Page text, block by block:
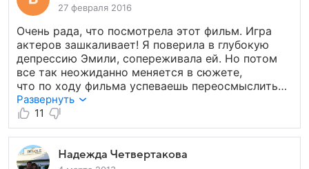
27 февраля 2016
Очень рада, что посмотрела этот фильм. Игра
актеров зашкаливает! Я поверила в глубокую
депрессию Эмили, сопереживала ей. Но потом
все так неожиданно меняется в сюжете,
что по ходу фильма успеваешь переосмыслить
и свою жизнь и жизнь героев на экране. Считаю
этот фильм очень жизнеутверждающим и еще
раз подтверждающим то, что справедливость
всегда (очень на это надеюсь) восторжествует.
Развернуть
11
Надежда Четвертакова